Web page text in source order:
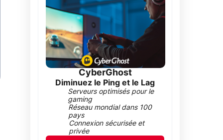
CyberGhost
Diminuez le Ping et le Lag
Serveurs optimisés pour le
gaming
Réseau mondial dans 100
pays
Connexion sécurisée et
privée